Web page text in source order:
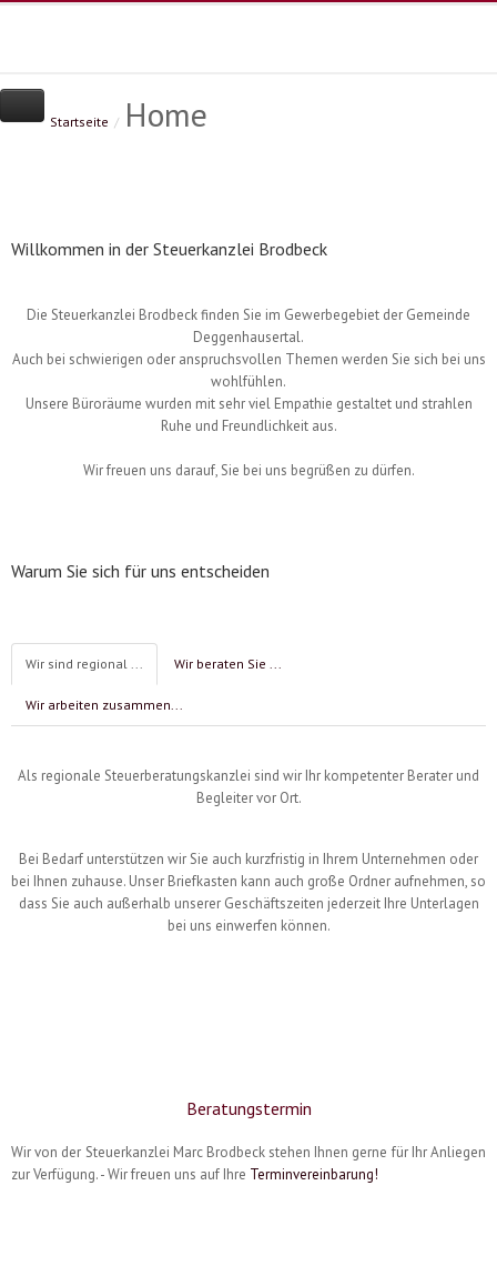
Startseite / Home
Willkommen in der Steuerkanzlei Brodbeck
Die Steuerkanzlei Brodbeck finden Sie im Gewerbegebiet der Gemeinde
Deggenhausertal.
Auch bei schwierigen oder anspruchsvollen Themen werden Sie sich bei uns
wohlfühlen.
Unsere Büroräume wurden mit sehr viel Empathie gestaltet und strahlen
Ruhe und Freundlichkeit aus.
Wir freuen uns darauf, Sie bei uns begrüßen zu dürfen.
Warum Sie sich für uns entscheiden
Wir sind regional ... Wir beraten Sie ...
Wir arbeiten zusammen...
Als regionale Steuerberatungskanzlei sind wir Ihr kompetenter Berater und
Begleiter vor Ort.
Bei Bedarf unterstützen wir Sie auch kurzfristig in Ihrem Unternehmen oder
bei Ihnen zuhause. Unser Briefkasten kann auch große Ordner aufnehmen, so
dass Sie auch außerhalb unserer Geschäftszeiten jederzeit Ihre Unterlagen
bei uns einwerfen können.
Beratungstermin
Wir von der Steuerkanzlei Marc Brodbeck stehen Ihnen gerne für Ihr Anliegen
zur Verfügung. - Wir freuen uns auf Ihre Terminvereinbarung!
Finanzbuchhaltung |
Lohn- & Gehaltsabrechnung
So bucht man heute - Video